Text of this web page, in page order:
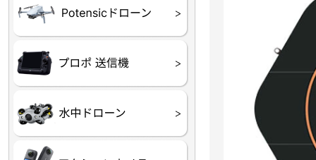
プロポバッテリー・ア
テレメトリーシステム
CHASING M２シリー
GLADIUS MINI S
CHASING Dory
CHASING F1
CHASING 修理部品
INSTA×BETA SMO
アクションカメラアク